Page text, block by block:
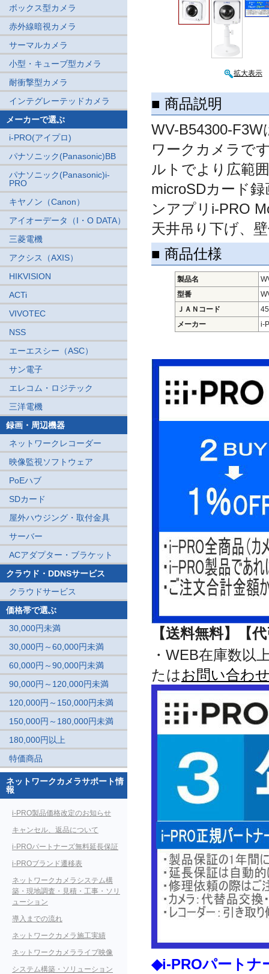
ボックス型カメラ
赤外線暗視カメラ
サーマルカメラ
小型・キューブ型カメラ
耐衝撃型カメラ
インテグレーテッドカメラ
メーカーで選ぶ
i-PRO(アイプロ)
パナソニック(Panasonic)BB
パナソニック(Panasonic)i-
PRO
キヤノン（Canon）
アイオーデータ（I・O DATA）
三菱電機
アクシス（AXIS）
HIKVISION
ACTi
VIVOTEC
NSS
エーエスシー（ASC）
サン電子
エレコム・ロジテック
三洋電機
録画・周辺機器
ネットワークレコーダー
映像監視ソフトウェア
PoEハブ
SDカード
屋外ハウジング・取付金具
サーバー
ACアダプター・ブラケット
クラウド・DDNSサービス
クラウドサービス
価格帯で選ぶ
30,000円未満
30,000円～60,000円未満
60,000円～90,000円未満
90,000円～120,000円未満
120,000円～150,000円未満
150,000円～180,000円未満
180,000円以上
特価商品
ネットワークカメラサポート情
報
i-PRO製品価格改定のお知らせ
キャンセル、返品について
i-PROパートナーズ無料延長保証
i-PROブランド遷移表
ネットワークカメラシステム構
築・現地調査・見積・工事・ソリ
ューション
導入までの流れ
ネットワークカメラ施工実績
ネットワークカメラライブ映像
システム構築・ソリューション
拡大表示
■ 商品説明
WV-B54300-
ワークカメラで
ルトでより広範
microSDカード
ンアプリi-PRO
天井吊り下げ、
■ 商品仕様
製品名
型番
ＪＡＮコード
メーカー
i-
【送料無料】【
・WEB在庫数以
たはお問い合わ
◆i-PROパートナ